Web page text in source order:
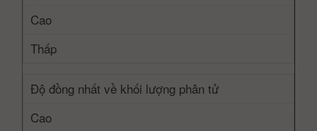
Cao
Thấp
Độ đồng nhất về khối lượng phân tử
Cao